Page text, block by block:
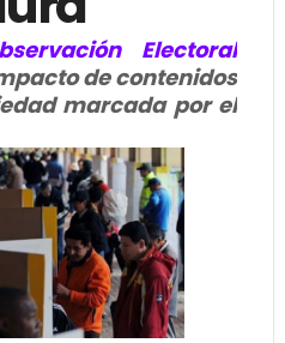
Electoral
de contenidos
marcada por el